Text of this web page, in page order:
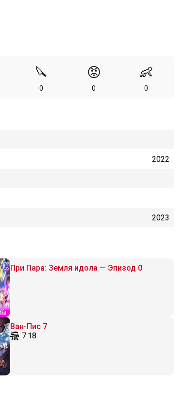
🔪
0
😡
0
👶
0
2022
2023
При Пара: Земля идола — Эпизод 0
Ван-Пис 7
7.18